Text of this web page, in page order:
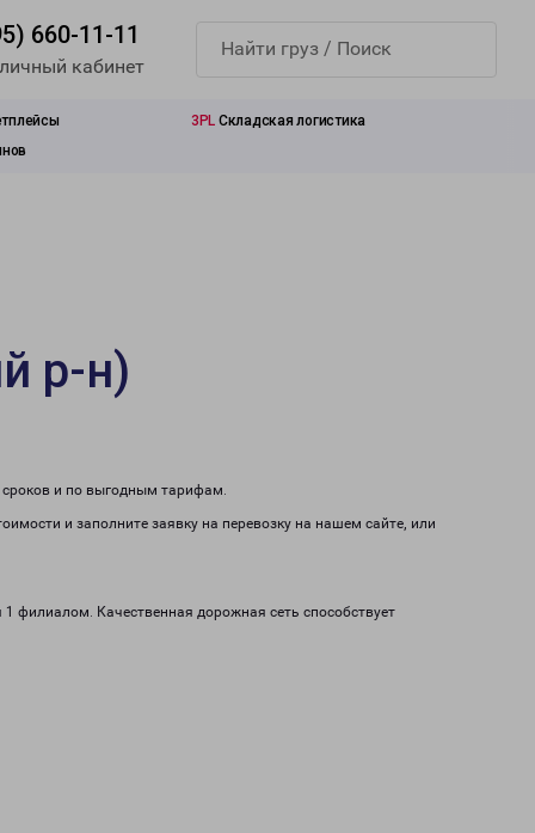
660-11-11
кабинет
3PL Складская логистика
р-н)
сроков и по выгодным тарифам.
и заполните заявку на перевозку на нашем сайте, или
филиалом. Качественная дорожная сеть способствует